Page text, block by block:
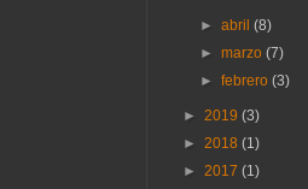
►abril(8)
►marzo(7)
►febrero(3)
► 2019 (3)
► 2018 (1)
► 2017 (1)